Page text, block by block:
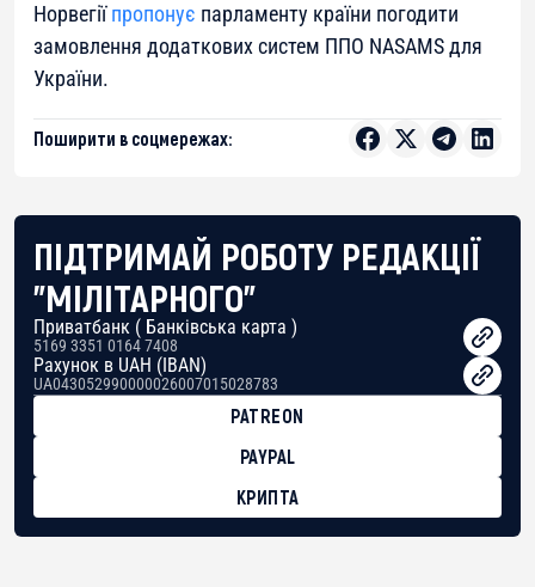
Норвегіїпропонує парламенту країни погодити
замовлення додаткових систем ППО NASAMS для
України.
Поширити в соцмережах:
ПІДТРИМАЙ РОБОТУ РЕДАКЦІЇ
"МІЛІТАРНОГО"
Приватбанк ( Банківська карта )
5169 3351 0164 7408
Рахунок в UAH (IBAN)
UA043052990000026007015028783
PATREON
PAYPAL
КРИПТА